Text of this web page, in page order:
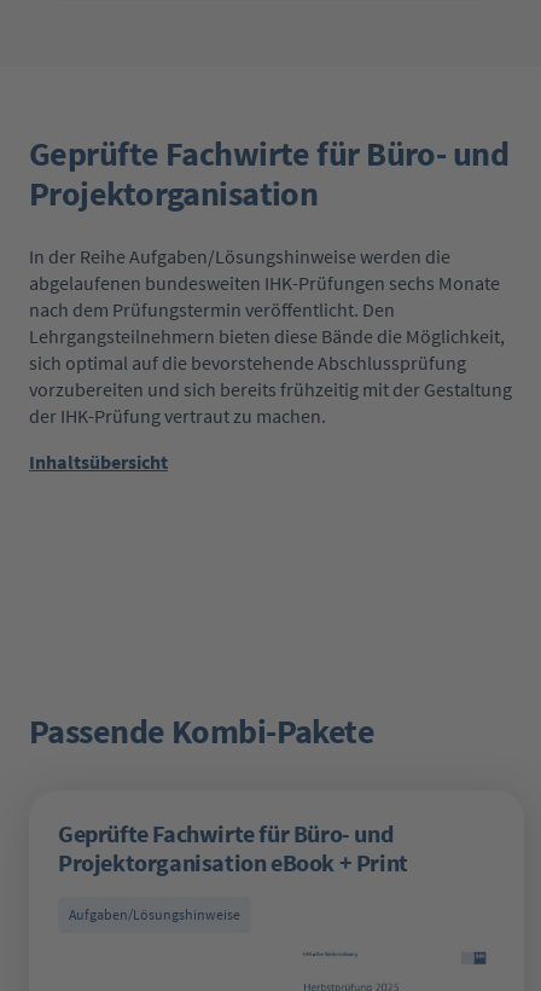
Geprüfte Fachwirte für Büro- und
Projektorganisation
In der Reihe Aufgaben/Lösungshinweise werden die
abgelaufenen bundesweiten IHK-Prüfungen sechs Monate
nach dem Prüfungstermin veröffentlicht. Den
Lehrgangsteilnehmern bieten diese Bände die Möglichkeit,
sich optimal auf die bevorstehende Abschlussprüfung
vorzubereiten und sich bereits frühzeitig mit der Gestaltung
der IHK-Prüfung vertraut zu machen.
Inhaltsübersicht
Produktgalerie überspringen
Passende Kombi-Pakete
Geprüfte Fachwirte für Büro- und
Projektorganisation eBook + Print
Aufgaben/Lösungshinweise